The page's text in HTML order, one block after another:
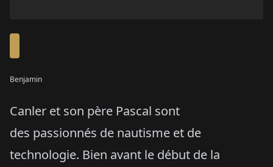
Benjamin
Canler et son père Pascal sont
des passionnés de nautisme et de
technologie. Bien avant le début de la